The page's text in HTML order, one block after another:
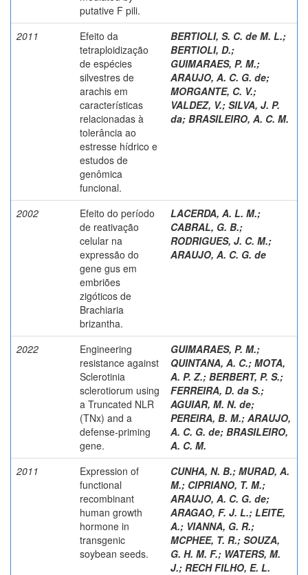
putative F pili.
2011
Efeito da
tetraploidização
de espécies
silvestres de
arachis em
características
relacionadas à
tolerância ao
estresse hídrico e
estudos de
genômica
funcional.
BERTIOLI, S. C. de M. L.;
BERTIOLI, D.;
GUIMARAES, P. M.;
ARAUJO, A. C. G. de;
MORGANTE, C. V.;
VALDEZ, V.; SILVA, J. P.
da; BRASILEIRO, A. C. M.
2002
Efeito do período
de reativação
celular na
expressão do
gene gus em
embriões
zigóticos de
Brachiaria
brizantha.
LACERDA, A. L. M.;
CABRAL, G. B.;
RODRIGUES, J. C. M.;
ARAUJO, A. C. G. de
2022
Engineering
resistance against
Sclerotinia
sclerotiorum using
a Truncated NLR
(TNx) and a
defense-priming
gene.
GUIMARAES, P. M.;
QUINTANA, A. C.; MOTA,
A. P. Z.; BERBERT, P. S.;
FERREIRA, D. da S.;
AGUIAR, M. N. de;
PEREIRA, B. M.; ARAUJO,
A. C. G. de; BRASILEIRO,
A. C. M.
2011
Expression of
functional
recombinant
human growth
hormone in
transgenic
soybean seeds.
CUNHA, N. B.; MURAD, A.
M.; CIPRIANO, T. M.;
ARAUJO, A. C. G. de;
ARAGAO, F. J. L.; LEITE,
A.; VIANNA, G. R.;
MCPHEE, T. R.; SOUZA,
G. H. M. F.; WATERS, M.
J.; RECH FILHO, E. L.